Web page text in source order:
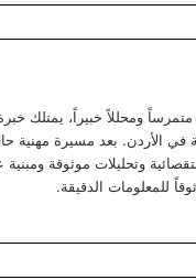
في الأردن. بعد مسيرة مهنية
للمعلومات الدقيقة.